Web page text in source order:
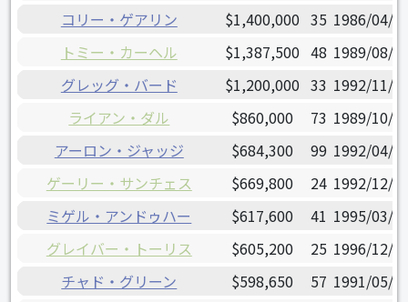
コリー・ゲアリン
$1,400,000 35 1986/04/
トミー・カーヘル
$1,387,500 48 1989/08/
グレッグ・バード
$1,200,000 33 1992/11/
ライアン・ダル
$860,000 73 1989/10/
アーロン・ジャッジ
$684,300 99 1992/04/
ゲーリー・サンチェス
$669,800 24 1992/12/
ミゲル・アンドゥハー
$617,600 41 1995/03/
グレイバー・トーリス
$605,200 25 1996/12/
チャド・グリーン
$598,650 57 1991/05/